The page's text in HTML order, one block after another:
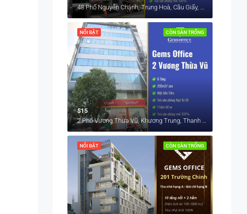
48 Phố Nguyễn Chánh, Trung Hoà, Cầu Giấy, Hà Nội, Việt Nam
CÒN SÀN TRỐNG
NỔI BẬT
$15
CÒN SÀN TRỐNG
NỔI BẬT